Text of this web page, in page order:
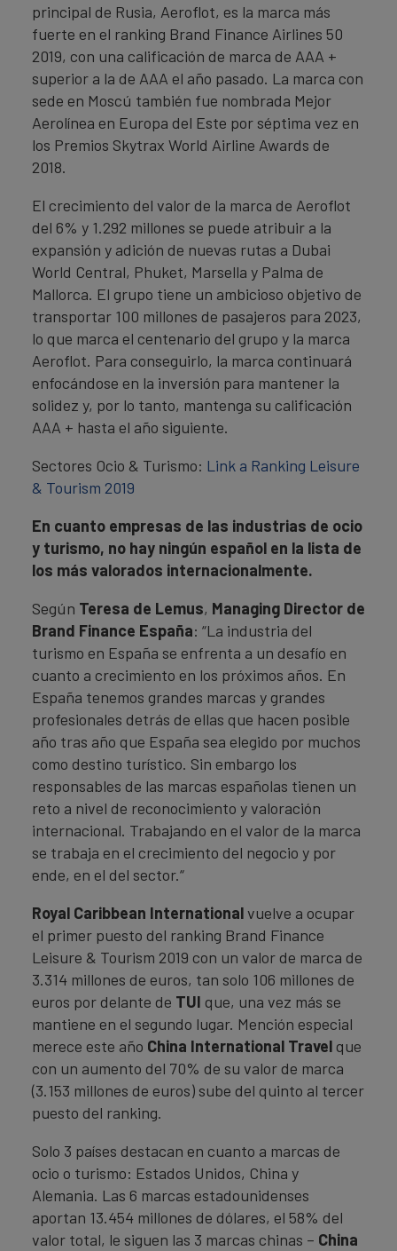
principal de Rusia, Aeroflot, es la marca más
fuerte en el ranking Brand Finance Airlines 50
2019, con una calificación de marca de AAA +
superior a la de AAA el año pasado. La marca con
sede en Moscú también fue nombrada Mejor
Aerolínea en Europa del Este por séptima vez en
los Premios Skytrax World Airline Awards de
2018.
El crecimiento del valor de la marca de Aeroflot
del 6% y 1.292 millones se puede atribuir a la
expansión y adición de nuevas rutas a Dubai
World Central, Phuket, Marsella y Palma de
Mallorca. El grupo tiene un ambicioso objetivo de
transportar 100 millones de pasajeros para 2023,
lo que marca el centenario del grupo y la marca
Aeroflot. Para conseguirlo, la marca continuará
enfocándose en la inversión para mantener la
solidez y, por lo tanto, mantenga su calificación
AAA + hasta el año siguiente.
Sectores Ocio & Turismo: Link a Ranking Leisure
& Tourism 2019
En cuanto empresas de las industrias de ocio
y turismo, no hay ningún español en la lista de
los más valorados internacionalmente.
Según Teresa de Lemus, Managing Director de
Brand Finance España: “La industria del
turismo en España se enfrenta a un desafío en
cuanto a crecimiento en los próximos años. En
España tenemos grandes marcas y grandes
profesionales detrás de ellas que hacen posible
año tras año que España sea elegido por muchos
como destino turístico. Sin embargo los
responsables de las marcas españolas tienen un
reto a nivel de reconocimiento y valoración
internacional. Trabajando en el valor de la marca
se trabaja en el crecimiento del negocio y por
ende, en el del sector.“
Royal Caribbean Internationalvuelve a ocupar
el primer puesto del ranking Brand Finance
Leisure & Tourism 2019 con un valor de marca de
3.314 millones de euros, tan solo 106 millones de
euros por delante de TUI que, una vez más se
mantiene en el segundo lugar. Mención especial
merece este año China International Travel que
con un aumento del 70% de su valor de marca
(3.153 millones de euros) sube del quinto al tercer
puesto del ranking.
Solo 3 países destacan en cuanto a marcas de
ocio o turismo: Estados Unidos, China y
Alemania. Las 6 marcas estadounidenses
aportan 13.454 millones de dólares, el 58% del
valor total, le siguen las 3 marcas chinas – China